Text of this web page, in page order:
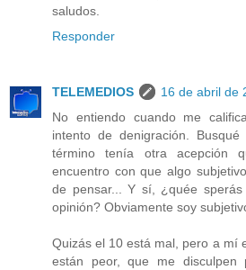
saludos.
Responder
TELEMEDIOS
16 de abril de
No entiendo cuando me
intento de denigración.
término tenía otra acepción
encuentro con que algo
de pensar... Y sí, ¿quée
opinión? Obviamente soy
Quizás el 10 está mal, pero a mí
están peor, que me